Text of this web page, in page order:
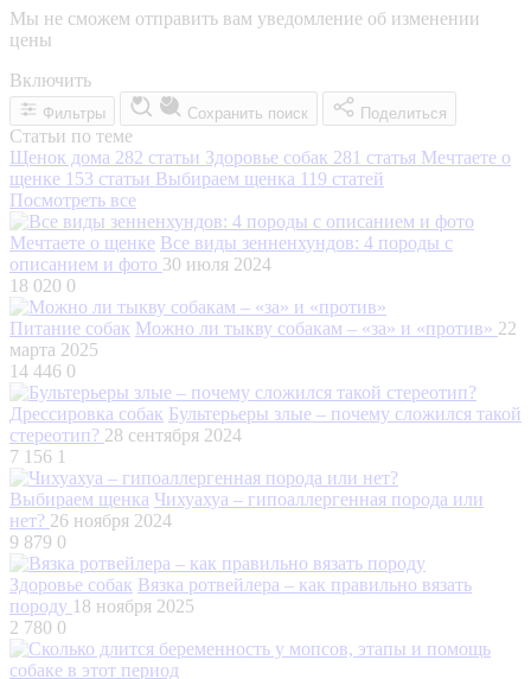
Мы не сможем отправить вам уведомление об изменении
цены
Включить
Фильтры Сохранить поиск Поделиться
Статьи по теме
Щенок дома 282 статьи Здоровье собак 281 статья Мечтаете о
щенке 153 статьи Выбираем щенка 119 статей
Посмотреть все
Мечтаете о щенке Все виды зенненхундов: 4 породы с
описанием и фото 30 июля 2024
18 020 0
Питание собак Можно ли тыкву собакам – «за» и «против» 22
марта 2025
14 446 0
Дрессировка собак Бультерьеры злые – почему сложился такой
стереотип? 28 сентября 2024
7 156 1
Выбираем щенка Чихуахуа – гипоаллергенная порода или
нет? 26 ноября 2024
9 879 0
Здоровье собак Вязка ротвейлера – как правильно вязать
породу 18 ноября 2025
2 780 0